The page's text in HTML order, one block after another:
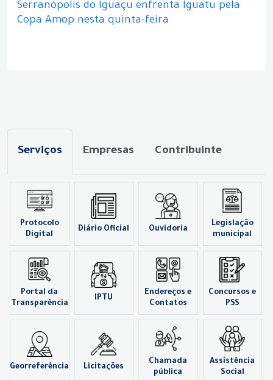
Serranópolis do Iguaçu enfrenta Iguatu pela
Copa Amop nesta quinta-feira
Serviços Empresas Contribuinte
Protocolo
Digital
Diário Oficial Ouvidoria
Legislação
municipal
Portal da
Transparência
IPTU
Endereços e
Contatos
Concursos e
PSS
Georreferência Licitações
Chamada
pública
Assistência
Social